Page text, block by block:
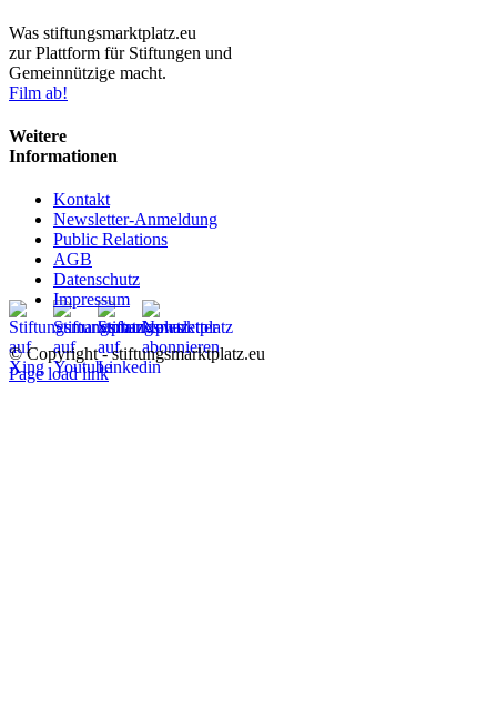
Was stiftungsmarktplatz.eu
zur Plattform für Stiftungen und
Gemeinnützige macht.
Film ab!
Weitere
Informationen
Kontakt
Newsletter-Anmeldung
Public Relations
AGB
Datenschutz
Impressum
© Copyright - stiftungsmarktplatz.eu
Page load link